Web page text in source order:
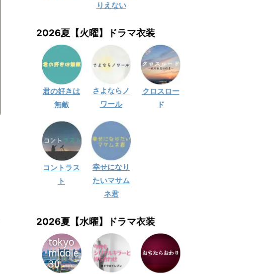
りえない
2026夏【火曜】ドラマ衣装
君の好きは
無敵
さよならノ
ワール
クロスロー
ド
コントラス
ト
幸せになり
たいマサム
ネ君
2026夏【水曜】ドラマ衣装